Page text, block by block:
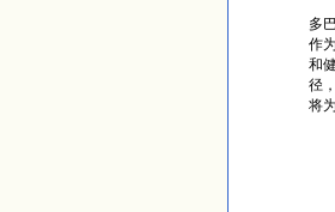
多
作
和
径
将